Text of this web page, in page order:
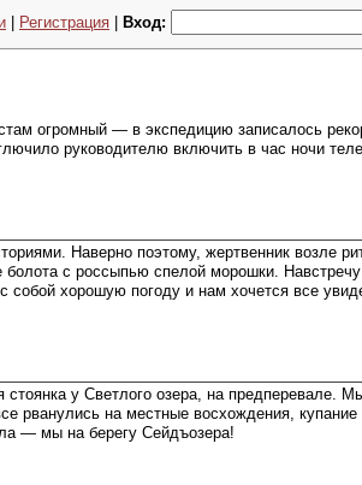
Регистрация Вход:
огромный — в экспедицию записалось
руководителю включить в час ночи
Наверно поэтому, жертвенник возле
с россыпью спелой морошки.
хорошую погоду и нам хочется все
у Светлого озера, на предперевале.
рванулись на местные восхождения,
— мы на берегу Сейдъозера!